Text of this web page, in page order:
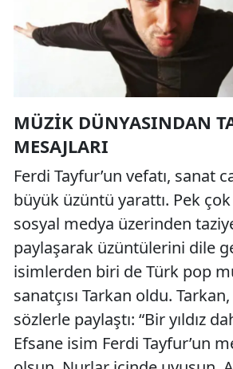
MÜZIK DÜNYASINDAN
MESAJLARI
Ferdi Tayfur’un vefatı, sanat
büyük üzüntü yarattı. Pek
sosyal medya üzerinden
paylaşarak üzüntülerini dile
isimlerden biri de Türk pop
sanatçısı Tarkan oldu.
sözlerle paylaştı: “Bir yıldız
Efsane isim Ferdi Tayfur’un